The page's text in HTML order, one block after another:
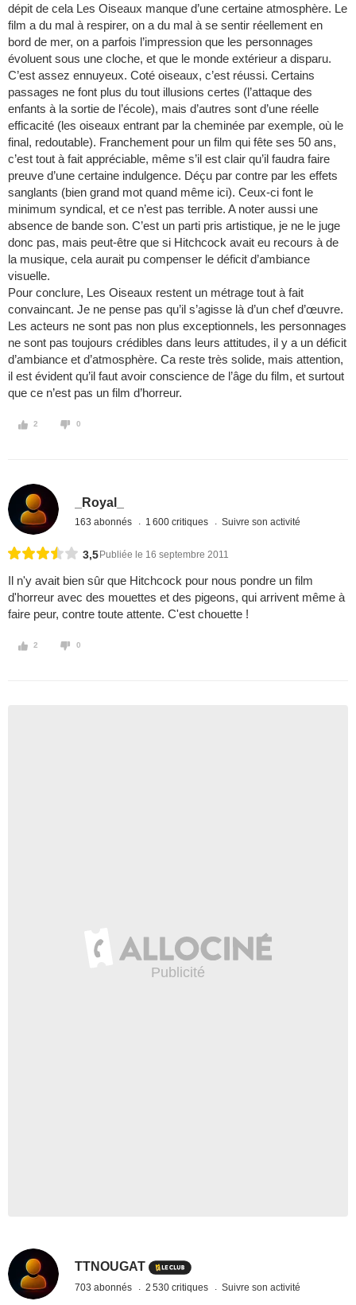
dépit de cela Les Oiseaux manque d’une certaine atmosphère. Le
film a du mal à respirer, on a du mal à se sentir réellement en
bord de mer, on a parfois l’impression que les personnages
évoluent sous une cloche, et que le monde extérieur a disparu.
C’est assez ennuyeux. Coté oiseaux, c’est réussi. Certains
passages ne font plus du tout illusions certes (l’attaque des
enfants à la sortie de l’école), mais d’autres sont d’une réelle
efficacité (les oiseaux entrant par la cheminée par exemple, où le
final, redoutable). Franchement pour un film qui fête ses 50 ans,
c’est tout à fait appréciable, même s’il est clair qu’il faudra faire
preuve d’une certaine indulgence. Déçu par contre par les effets
sanglants (bien grand mot quand même ici). Ceux-ci font le
minimum syndical, et ce n’est pas terrible. A noter aussi une
absence de bande son. C’est un parti pris artistique, je ne le juge
donc pas, mais peut-être que si Hitchcock avait eu recours à de
la musique, cela aurait pu compenser le déficit d’ambiance
visuelle.
Pour conclure, Les Oiseaux restent un métrage tout à fait
convaincant. Je ne pense pas qu’il s’agisse là d’un chef d’œuvre.
Les acteurs ne sont pas non plus exceptionnels, les personnages
ne sont pas toujours crédibles dans leurs attitudes, il y a un déficit
d’ambiance et d’atmosphère. Ca reste très solide, mais attention,
il est évident qu’il faut avoir conscience de l’âge du film, et surtout
que ce n’est pas un film d’horreur.
2 0
_Royal_
163 abonnés 1 600 critiques Suivre son activité
3,5 Publiée le 16 septembre 2011
Il n'y avait bien sûr que Hitchcock pour nous pondre un film
d'horreur avec des mouettes et des pigeons, qui arrivent même à
faire peur, contre toute attente. C'est chouette !
2 0
TTNOUGAT
703 abonnés 2 530 critiques Suivre son activité